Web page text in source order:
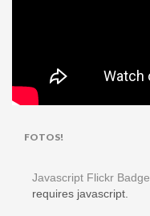
FOTOS!
Javascript Flickr Badge
requires javascript.